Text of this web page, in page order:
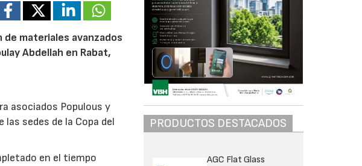
materiales avanzados
Abdellah en Rabat,
asociados Populous y
las sedes de la Copa del
en el tiempo
PRODUCTOS DESTACADOS
AGC Flat Glass